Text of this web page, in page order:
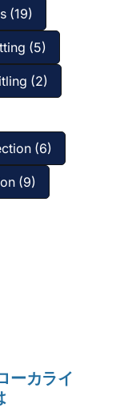
(19)
(5)
(2)
(6)
(9)
ーカライ